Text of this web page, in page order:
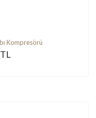
Kompresörü